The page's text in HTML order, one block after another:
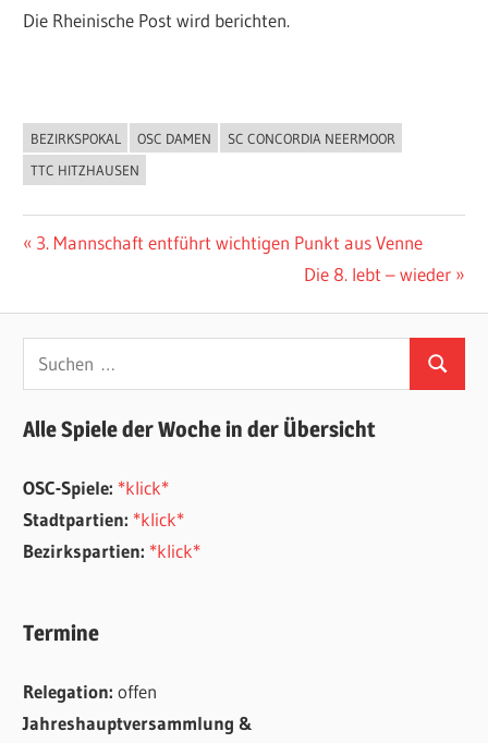
Die Rheinische Post wird berichten.
ALLGEMEIN
BEZIRKSPOKAL OSC DAMEN
SC CONCORDIA NEERMOOR
TTC HITZHAUSEN
Beitragsnavigation
Vorheriger
3. Mannschaft entführt wichtigen Punkt aus Venne
Nächster
Die 8. lebt – wieder
Suchen
nach:
Suchen
Alle Spiele der Woche in der Übersicht
OSC-Spiele: *klick*
Stadtpartien: *klick*
Bezirkspartien: *klick*
Termine
Relegation:offen
Jahreshauptversammlung &